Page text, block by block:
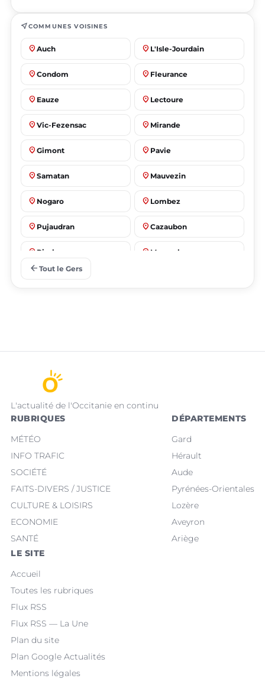
near_meCOMMUNES VOISINES
place Auch place L'Isle-Jourdain
place Condom place Fleurance
place Eauze place Lectoure
place Vic-Fezensac place Mirande
place Gimont place Pavie
place Samatan place Mauvezin
place Nogaro place Lombez
place Pujaudran place Cazaubon
place Riscle place Masseube
arrow_back Tout le Gers
L'actualité de l'Occitanie en continu
RUBRIQUES
MÉTÉO
INFO TRAFIC
SOCIÉTÉ
FAITS-DIVERS / JUSTICE
CULTURE & LOISIRS
ECONOMIE
SANTÉ
DÉPARTEMENTS
Gard
Hérault
Aude
Pyrénées-Orientales
Lozère
Aveyron
Ariège
LE SITE
Accueil
Toutes les rubriques
Flux RSS
Flux RSS — La Une
Plan du site
Plan Google Actualités
Mentions légales